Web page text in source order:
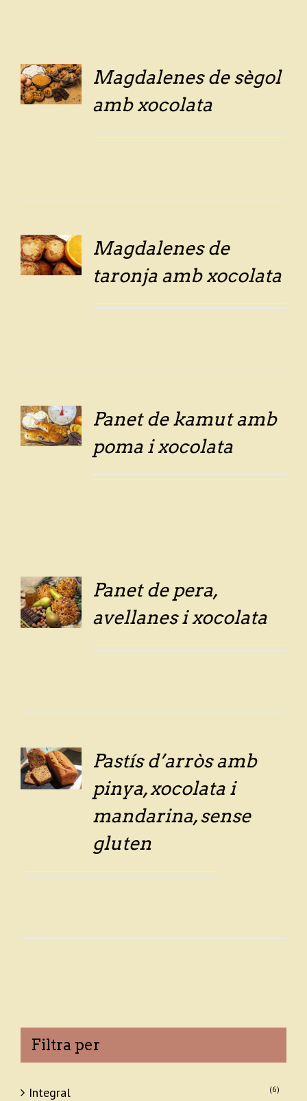
Magdalenes de sègol
amb xocolata
Magdalenes de
taronja amb xocolata
Panet de kamut amb
poma i xocolata
Panet de pera,
avellanes i xocolata
Pastís d’arròs amb
pinya, xocolata i
mandarina, sense
gluten
Filtra per
Integral (6)